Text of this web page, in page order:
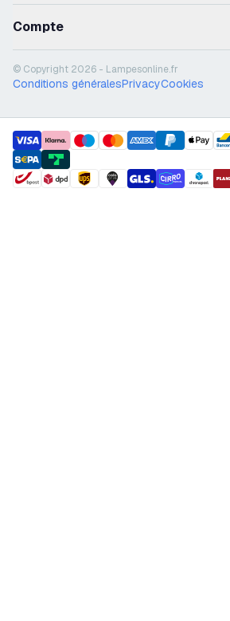
Compte
© Copyright 2026 - Lampesonline.fr
Conditions généralesPrivacyCookies
payment methods
shipment methods